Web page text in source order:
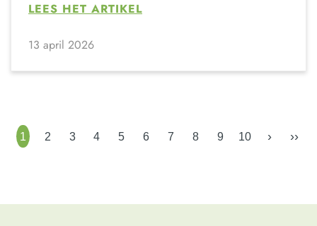
LEES HET ARTIKEL
13 april 2026
1 2 3 4 5 6 7 8 9 10 › ››